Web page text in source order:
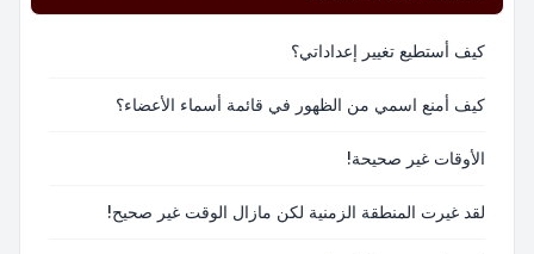
كيف أستطيع تغيير إعداداتي؟
كيف أمنع اسمي من الظهور في قائمة أسماء الأعضاء؟
الأوقات غير صحيحة!
لقد غيرت المنطقة الزمنية لكن مازال الوقت غير صحيح!